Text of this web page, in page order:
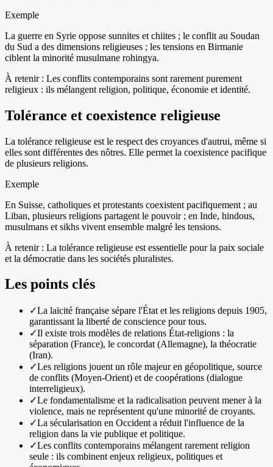
Exemple
La guerre en Syrie oppose sunnites et chiites ; le conflit au Soudan
du Sud a des dimensions religieuses ; les tensions en Birmanie
ciblent la minorité musulmane rohingya.
À retenir : Les conflits contemporains sont rarement purement
religieux : ils mélangent religion, politique, économie et identité.
Tolérance et coexistence religieuse
La tolérance religieuse est le respect des croyances d'autrui, même si
elles sont différentes des nôtres. Elle permet la coexistence pacifique
de plusieurs religions.
Exemple
En Suisse, catholiques et protestants coexistent pacifiquement ; au
Liban, plusieurs religions partagent le pouvoir ; en Inde, hindous,
musulmans et sikhs vivent ensemble malgré les tensions.
À retenir : La tolérance religieuse est essentielle pour la paix sociale
et la démocratie dans les sociétés pluralistes.
Les points clés
✓La laïcité française sépare l'État et les religions depuis 1905,
garantissant la liberté de conscience pour tous.
✓Il existe trois modèles de relations État-religions : la
séparation (France), le concordat (Allemagne), la théocratie
(Iran).
✓Les religions jouent un rôle majeur en géopolitique, source
de conflits (Moyen-Orient) et de coopérations (dialogue
interreligieux).
✓Le fondamentalisme et la radicalisation peuvent mener à la
violence, mais ne représentent qu'une minorité de croyants.
✓La sécularisation en Occident a réduit l'influence de la
religion dans la vie publique et politique.
✓Les conflits contemporains mélangent rarement religion
seule : ils combinent enjeux religieux, politiques et